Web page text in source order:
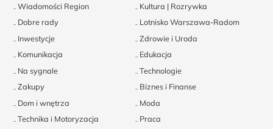
Wiadomości Region
Kultura | Rozrywka
Dobre rady
Lotnisko Warszawa-Radom
Inwestycje
Zdrowie i Uroda
Komunikacja
Edukacja
Na sygnale
Technologie
Zakupy
Biznes i Finanse
Dom i wnętrza
Moda
Technika i Motoryzacja
Praca